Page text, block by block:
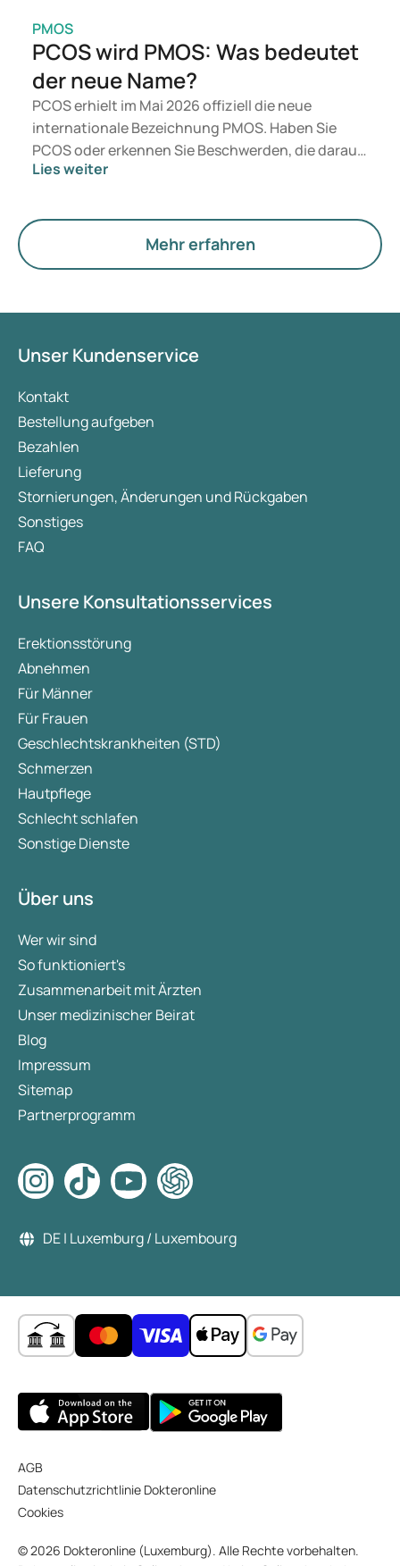
PMOS
PCOS wird PMOS: Was bedeutet
der neue Name?
PCOS erhielt im Mai 2026 offiziell die neue
internationale Bezeichnung PMOS. Haben Sie
PCOS oder erkennen Sie Beschwerden, die darauf
hindeuten könnten? Medizinisch ändert sich
mehr Gewicht auf Hormone, den Stoffwechsel und
die Funktion der Eierstöcke.
Lies weiter
Mehr erfahren
Unser Kundenservice
Kontakt
Bestellung aufgeben
Bezahlen
Lieferung
Stornierungen, Änderungen und Rückgaben
Sonstiges
FAQ
Unsere Konsultationsservices
Erektionsstörung
Abnehmen
Für Männer
Für Frauen
Geschlechtskrankheiten (STD)
Schmerzen
Hautpflege
Schlecht schlafen
Sonstige Dienste
Über uns
Wer wir sind
So funktioniert's
Zusammenarbeit mit Ärzten
Unser medizinischer Beirat
Blog
Impressum
Sitemap
Partnerprogramm
DE | Luxemburg / Luxembourg
AGB
Datenschutzrichtlinie Dokteronline
Cookies
© 2026 Dokteronline (Luxemburg). Alle Rechte vorbehalten.